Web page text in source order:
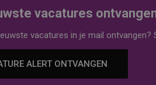
vacatures
vacatures in je mail
ALERT ONTVANGEN